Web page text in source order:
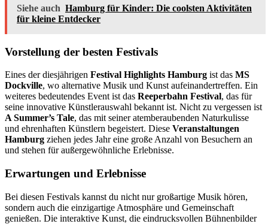
Siehe auch Hamburg für Kinder: Die coolsten Aktivitäten
für kleine Entdecker
Vorstellung der besten Festivals
Eines der diesjährigen Festival Highlights Hamburg ist das MS
Dockville, wo alternative Musik und Kunst aufeinandertreffen. Ein
weiteres bedeutendes Event ist das Reeperbahn Festival, das für
seine innovative Künstlerauswahl bekannt ist. Nicht zu vergessen ist
A Summer’s Tale, das mit seiner atemberaubenden Naturkulisse
und ehrenhaften Künstlern begeistert. Diese Veranstaltungen
Hamburg ziehen jedes Jahr eine große Anzahl von Besuchern an
und stehen für außergewöhnliche Erlebnisse.
Erwartungen und Erlebnisse
Bei diesen Festivals kannst du nicht nur großartige Musik hören,
sondern auch die einzigartige Atmosphäre und Gemeinschaft
genießen. Die interaktive Kunst, die eindrucksvollen Bühnenbilder